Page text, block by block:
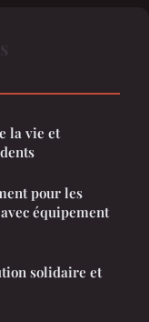
la vie et
pour les
équipement
solidaire et